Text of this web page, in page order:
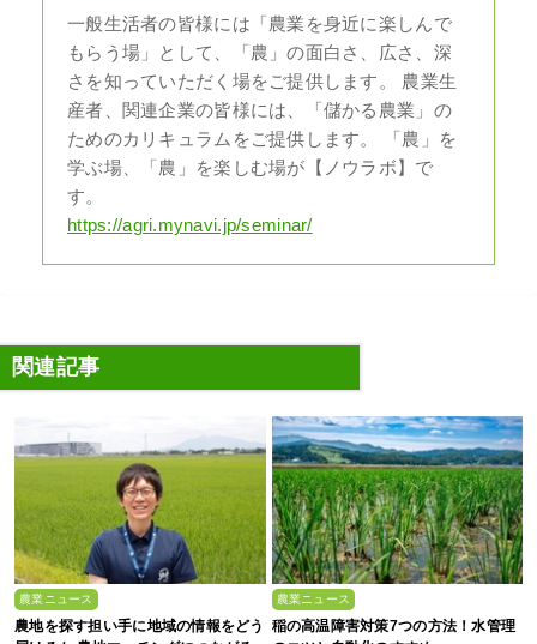
一般生活者の皆様には「農業を身近に楽しんで
もらう場」として、「農」の面白さ、広さ、深
さを知っていただく場をご提供します。 農業生
産者、関連企業の皆様には、「儲かる農業」の
ためのカリキュラムをご提供します。 「農」を
学ぶ場、「農」を楽しむ場が【ノウラボ】で
す。
https://agri.mynavi.jp/seminar/
関連記事
農業ニュース
農地を探す担い手に地域の情報をどう
農業ニュース
稲の高温障害対策7つの方法！水管理